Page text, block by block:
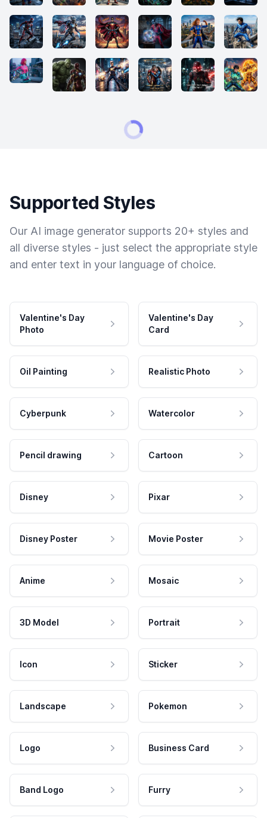
Supported Styles
Our AI image generator supports 20+ styles and
all diverse styles - just select the appropriate style
and enter text in your language of choice.
Valentine's Day
Photo
Valentine's Day
Card
Oil Painting Realistic Photo
Cyberpunk Watercolor
Pencil drawing Cartoon
Disney Pixar
Disney Poster Movie Poster
Anime Mosaic
3D Model Portrait
Icon Sticker
Landscape Pokemon
Logo Business Card
Band Logo Furry